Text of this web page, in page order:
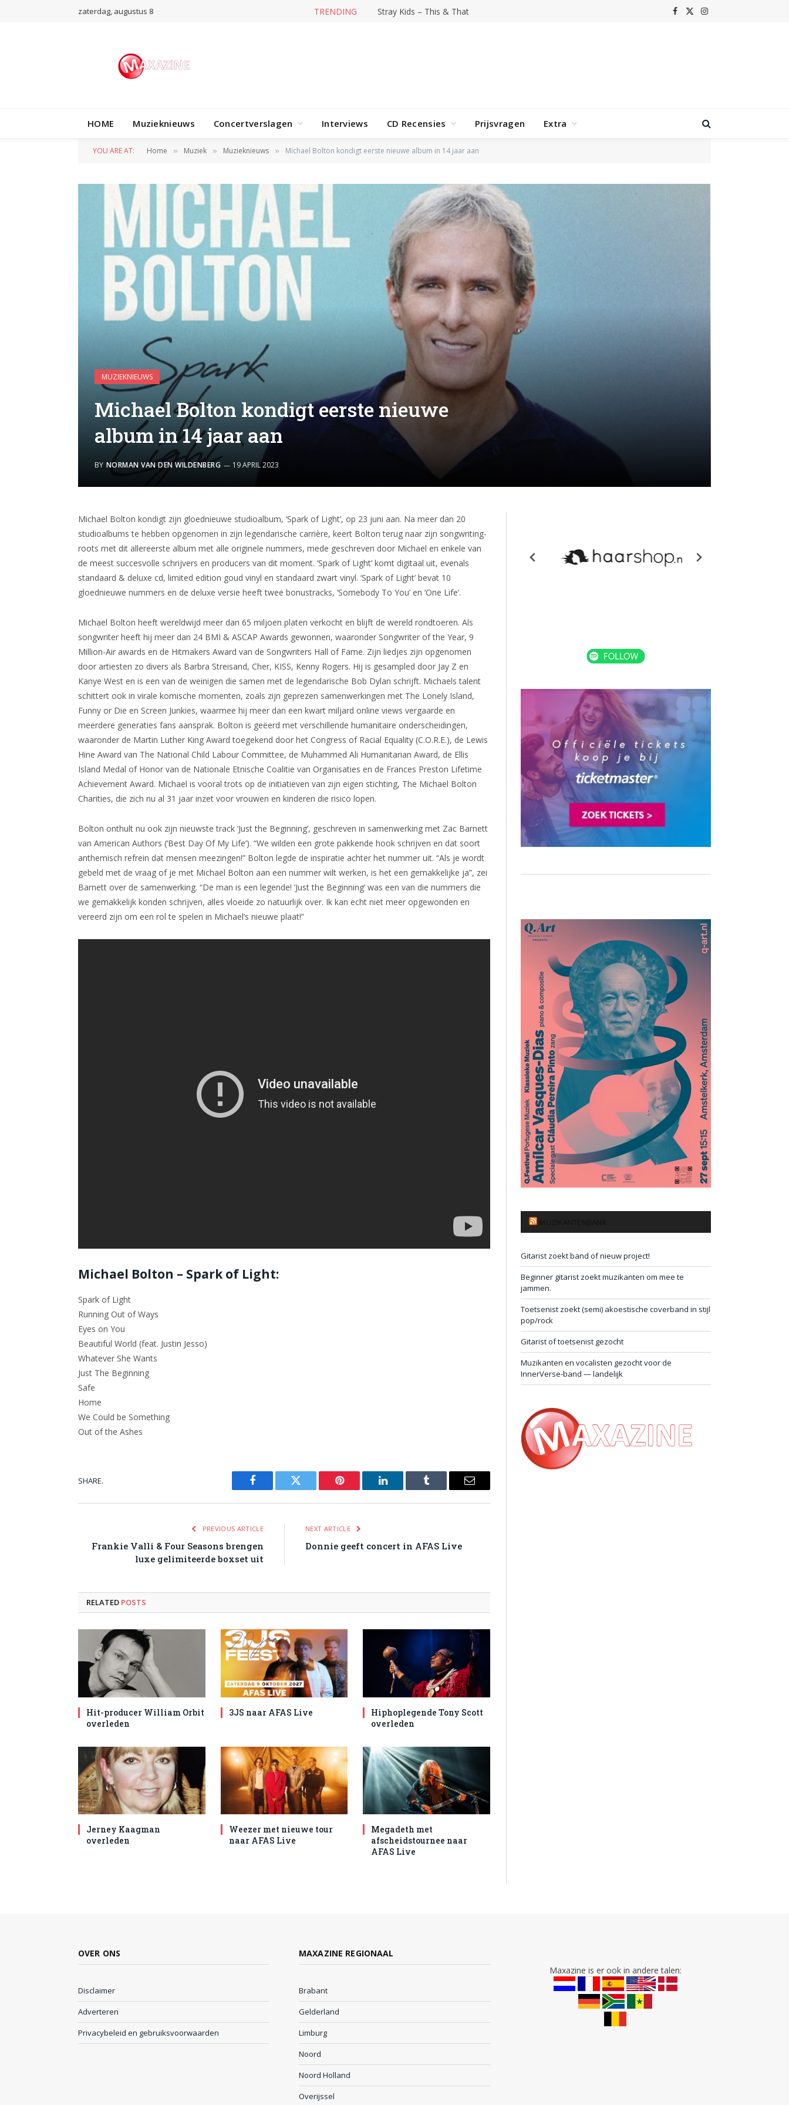
zaterdag, augustus 8 TRENDING Stray Kids – This & That Facebook
X
Instagram
HOME Muzieknieuws Concertverslagen Interviews CD Recensies Prijsvragen Extra
YOU ARE AT: Home » Muziek » Muzieknieuws » Michael Bolton kondigt eerste nieuwe album in 14 jaar aan
MUZIEKNIEUWS
Michael Bolton kondigt eerste nieuwe
album in 14 jaar aan
BY NORMAN VAN DEN WILDENBERG 19 APRIL 2023
Michael Bolton kondigt zijn gloednieuwe studioalbum, ‘Spark of Light’, op 23 juni aan. Na meer dan 20
studioalbums te hebben opgenomen in zijn legendarische carrière, keert Bolton terug naar zijn songwriting-
roots met dit allereerste album met alle originele nummers, mede geschreven door Michael en enkele van
de meest succesvolle schrijvers en producers van dit moment. ‘Spark of Light’ komt digitaal uit, evenals
standaard & deluxe cd, limited edition goud vinyl en standaard zwart vinyl. ‘Spark of Light’ bevat 10
gloednieuwe nummers en de deluxe versie heeft twee bonustracks, ‘Somebody To You’ en ‘One Life’.
Michael Bolton heeft wereldwijd meer dan 65 miljoen platen verkocht en blijft de wereld rondtoeren. Als
songwriter heeft hij meer dan 24 BMI & ASCAP Awards gewonnen, waaronder Songwriter of the Year, 9
Million-Air awards en de Hitmakers Award van de Songwriters Hall of Fame. Zijn liedjes zijn opgenomen
door artiesten zo divers als Barbra Streisand, Cher, KISS, Kenny Rogers. Hij is gesampled door Jay Z en
Kanye West en is een van de weinigen die samen met de legendarische Bob Dylan schrijft. Michaels talent
schittert ook in virale komische momenten, zoals zijn geprezen samenwerkingen met The Lonely Island,
Funny or Die en Screen Junkies, waarmee hij meer dan een kwart miljard online views vergaarde en
meerdere generaties fans aansprak. Bolton is geëerd met verschillende humanitaire onderscheidingen,
waaronder de Martin Luther King Award toegekend door het Congress of Racial Equality (C.O.R.E.), de Lewis
Hine Award van The National Child Labour Committee, de Muhammed Ali Humanitarian Award, de Ellis
Island Medal of Honor van de Nationale Etnische Coalitie van Organisaties en de Frances Preston Lifetime
Achievement Award. Michael is vooral trots op de initiatieven van zijn eigen stichting, The Michael Bolton
Charities, die zich nu al 31 jaar inzet voor vrouwen en kinderen die risico lopen.
Bolton onthult nu ook zijn nieuwste track ‘Just the Beginning’, geschreven in samenwerking met Zac Barnett
van American Authors (‘Best Day Of My Life’). “We wilden een grote pakkende hook schrijven en dat soort
anthemisch refrein dat mensen meezingen!” Bolton legde de inspiratie achter het nummer uit. “Als je wordt
gebeld met de vraag of je met Michael Bolton aan een nummer wilt werken, is het een gemakkelijke ja”, zei
Barnett over de samenwerking. “De man is een legende! ‘Just the Beginning’ was een van die nummers die
we gemakkelijk konden schrijven, alles vloeide zo natuurlijk over. Ik kan echt niet meer opgewonden en
vereerd zijn om een rol te spelen in Michael’s nieuwe plaat!”
Michael Bolton – Spark of Light:
Spark of Light
Running Out of Ways
Eyes on You
Beautiful World (feat. Justin Jesso)
Whatever She Wants
Just The Beginning
Safe
Home
We Could be Something
Out of the Ashes
SHARE.
Facebook Twitter Pinterest LinkedIn Tumblr Email
PREVIOUS ARTICLE
Frankie Valli & Four Seasons brengen
luxe gelimiteerde boxset uit
NEXT ARTICLE
Donnie geeft concert in AFAS Live
RELATED POSTS
Hit-producer William Orbit
overleden
3JS naar AFAS Live
Hiphoplegende Tony Scott
overleden
Jerney Kaagman
overleden
Weezer met nieuwe tour
naar AFAS Live
Megadeth met
afscheidstournee naar
AFAS Live
Gitarist zoekt band of nieuw project!
Beginner gitarist zoekt muzikanten om mee te
jammen.
Toetsenist zoekt (semi) akoestische coverband in stijl
pop/rock
Gitarist of toetsenist gezocht
Muzikanten en vocalisten gezocht voor de
InnerVerse-band — landelijk
OVER ONS
Disclaimer
Adverteren
Privacybeleid en gebruiksvoorwaarden
MAXAZINE REGIONAAL
Brabant
Gelderland
Limburg
Noord
Noord Holland
Overijssel
Maxazine is er ook in andere talen: